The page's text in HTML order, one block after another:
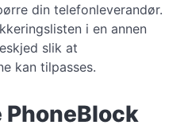
din telefonleverandør.
i en annen
slik at
kan tilpasses.
PhoneBlock